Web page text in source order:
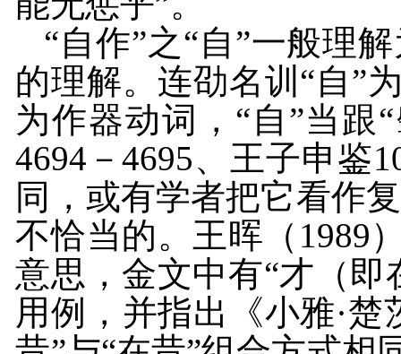
“自作”之“自”一般理
的理解。连劭名训“自”
为作器动词，“自”当跟
4694 －4695、王子申鉴
同，或有学者把它看作
不恰当的。王晖（ 1989
意思，金文中有“才（即
用例，并指出《小雅·楚